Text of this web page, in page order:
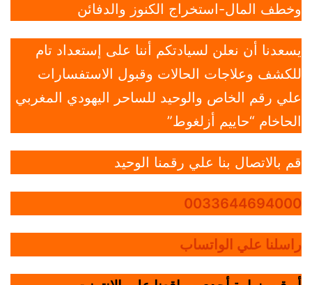
وخطف المال-استخراج الكنوز والدفائن
يسعدنا أن نعلن لسيادتكم أننا على إستعداد تام
للكشف وعلاجات الحالات وقبول الاستفسارات
علي رقم الخاص والوحيد للساحر اليهودي المغربي
الحاخام “حاييم أزلغوط”
قم بالاتصال بنا علي رقمنا الوحيد
0033644694000
راسلنا علي الواتساب